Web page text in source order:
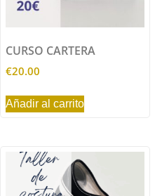
CURSO CARTERA
€20.00
Añadir al carrito